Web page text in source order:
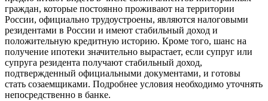
граждан, которые постоянно проживают на территории
России, официально трудоустроены, являются налоговыми
резидентами в России и имеют стабильный доход и
положительную кредитную историю. Кроме того, шанс на
получение ипотеки значительно вырастает, если супруг или
супруга резидента получают стабильный доход,
подтвержденный официальными документами, и готовы
стать созаемщиками. Подробнее условия необходимо уточнять
непосредственно в банке.